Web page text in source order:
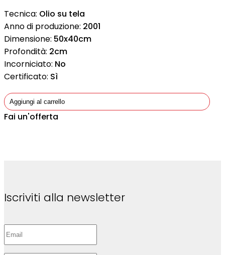
Tecnica: Olio su tela
Anno di produzione: 2001
Dimensione: 50x40cm
Profondità: 2cm
Incorniciato: No
Certificato: Sì
Aggiungi al carrello
Fai un'offerta
Iscriviti alla newsletter